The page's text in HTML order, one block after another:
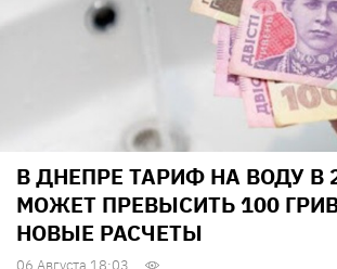
В ДНЕПРЕ ТАРИФ НА ВОДУ В
МОЖЕТ ПРЕВЫСИТЬ 100
НОВЫЕ РАСЧЕТЫ
06 Августа 18:03